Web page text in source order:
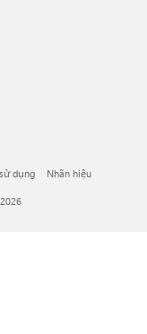
dụng Nhãn hiệu